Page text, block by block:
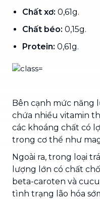
Chất xơ: 0,61g.
Chất béo: 0,15g.
Protein: 0,61g.
Bên cạnh mức năng
chứa nhiều vitamin
các khoáng chất có
trong cơ thể như
Ngoài ra, trong loại
lượng lớn có chất
beta-caroten và
tình trạng lão hóa